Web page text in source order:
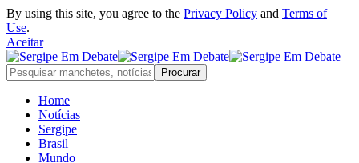
By using this site, you agree to the Privacy Policy and Terms of
Use.
Aceitar
Home
Notícias
Sergipe
Brasil
Mundo